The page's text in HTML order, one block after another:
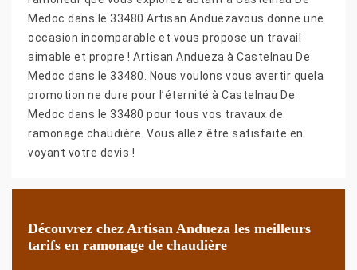
Medoc dans le 33480.Artisan Anduezavous donne une
occasion incomparable et vous propose un travail
aimable et propre ! Artisan Andueza à Castelnau De
Medoc dans le 33480. Nous voulons vous avertir quela
promotion ne dure pour l’éternité à Castelnau De
Medoc dans le 33480 pour tous vos travaux de
ramonage chaudière. Vous allez être satisfaite en
voyant votre devis !
Découvrez chez Artisan Andueza les meilleurs
tarifs en ramonage de chaudière